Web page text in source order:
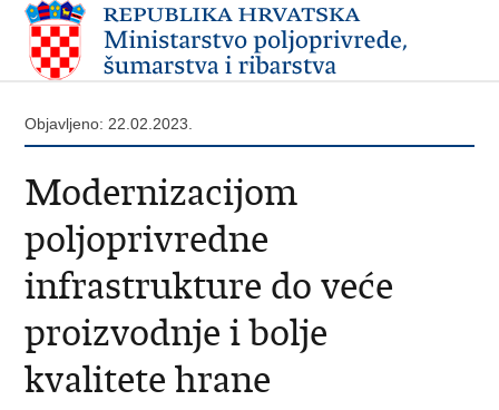
Objavljeno: 22.02.2023.
Modernizacijom
poljoprivredne
infrastrukture do veće
proizvodnje i bolje
kvalitete hrane